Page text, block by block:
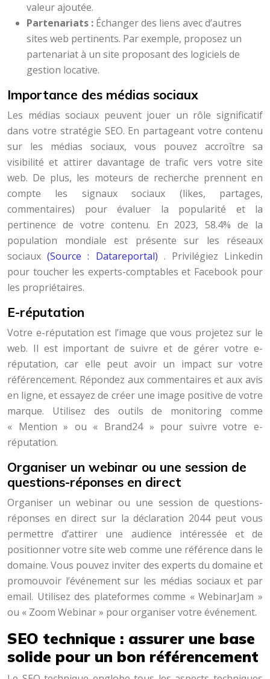
valeur ajoutée.
Partenariats : Échanger des liens avec d’autres
sites web pertinents. Par exemple, proposez un
partenariat à un site proposant des logiciels de
gestion locative.
Importance des médias sociaux
Les médias sociaux peuvent jouer un rôle significatif
dans votre stratégie SEO. En partageant votre contenu
sur les médias sociaux, vous pouvez accroître sa
visibilité et attirer davantage de trafic vers votre site
web. De plus, les moteurs de recherche prennent en
compte les signaux sociaux (likes, partages,
commentaires) pour évaluer la popularité et la
pertinence de votre contenu. En 2023, 58.4% de la
population mondiale est présente sur les réseaux
sociaux(Source : Datareportal) . Privilégiez Linkedin
pour toucher les experts-comptables et Facebook pour
les propriétaires.
E-réputation
Votre e-réputation est l’image que vous projetez sur le
web. Il est important de suivre et de gérer votre e-
réputation, car elle peut avoir un impact sur votre
référencement. Répondez aux commentaires et aux avis
en ligne, et essayez de créer une image positive de votre
marque. Utilisez des outils de monitoring comme
« Mention » ou « Brand24 » pour suivre votre e-
réputation.
Organiser un webinar ou une session de
questions-réponses en direct
Organiser un webinar ou une session de questions-
réponses en direct sur la déclaration 2044 peut vous
permettre d’attirer une audience intéressée et de
positionner votre site web comme une référence dans le
domaine. Vous pouvez inviter des experts du domaine et
promouvoir l’événement sur les médias sociaux et par
email. Utilisez des plateformes comme « WebinarJam »
ou « Zoom Webinar » pour organiser votre événement.
SEO technique : assurer une base
solide pour un bon référencement